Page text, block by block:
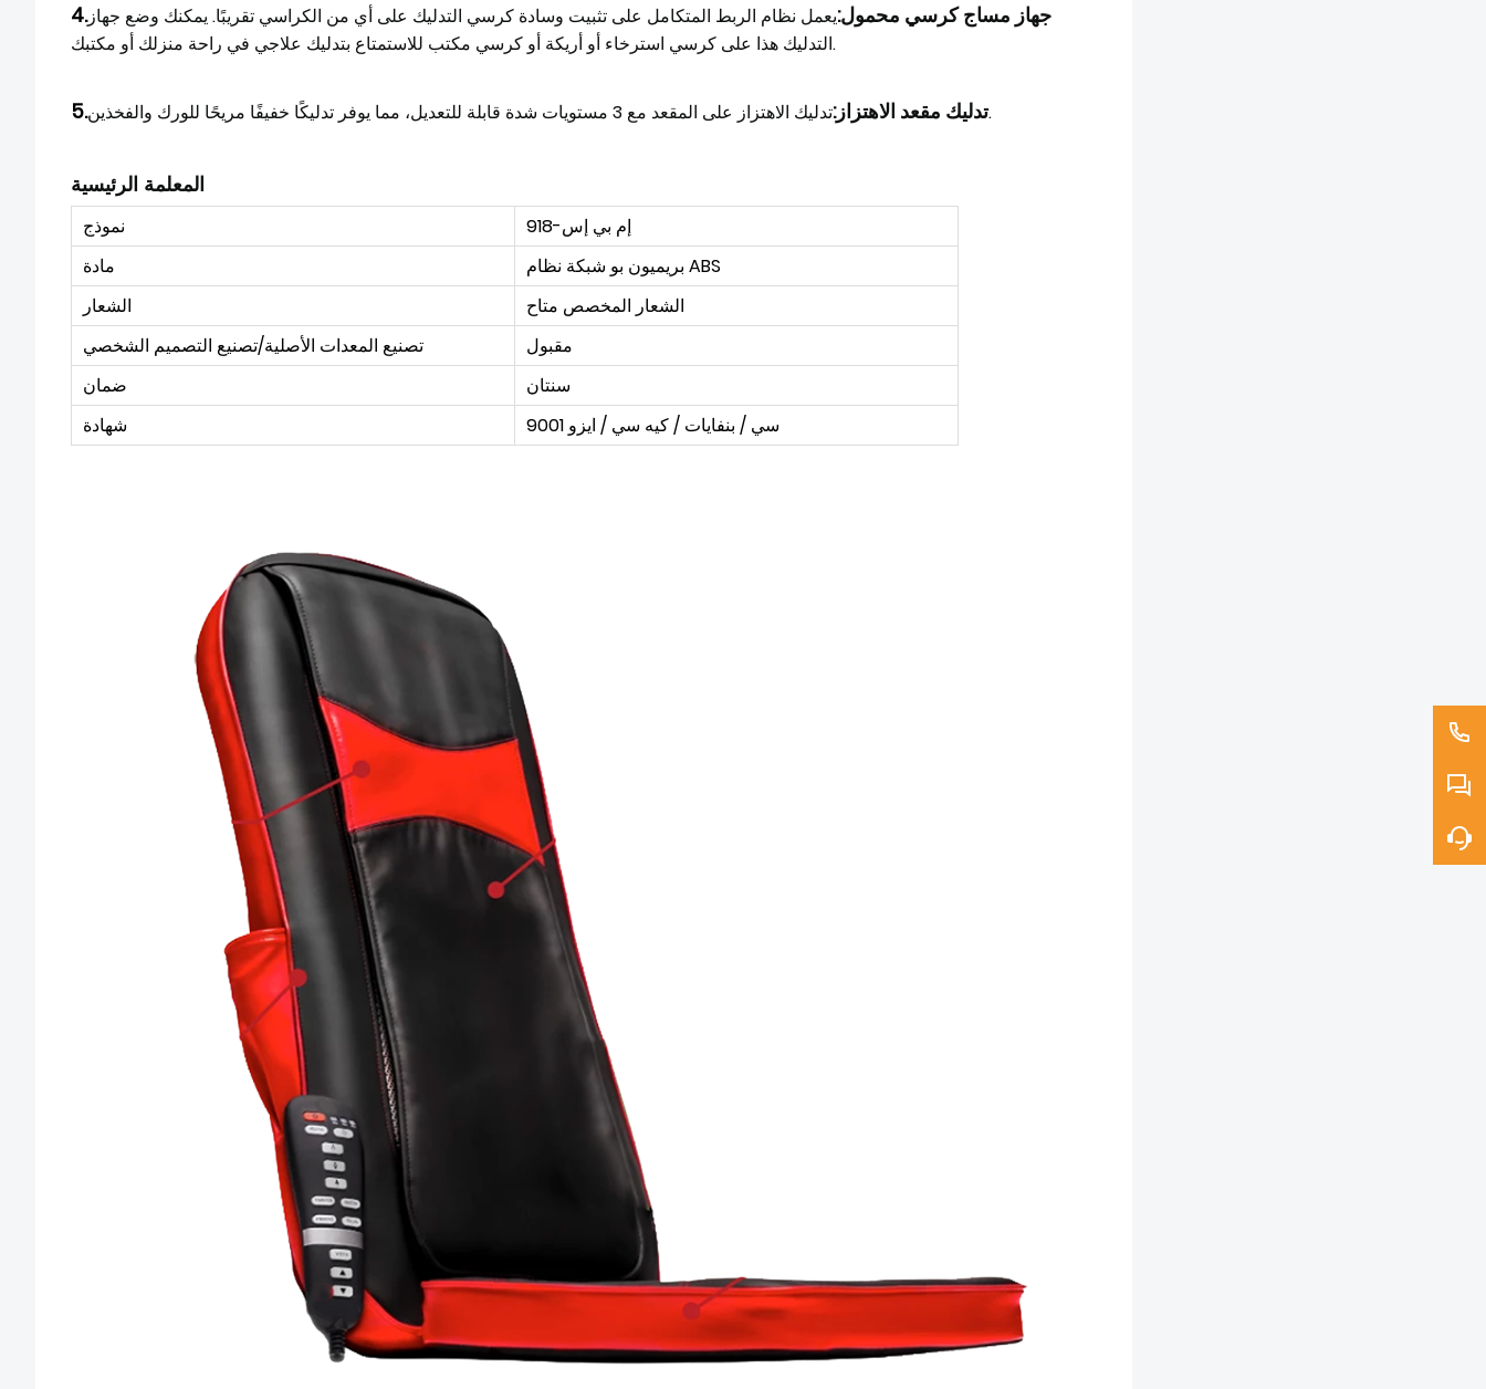
4. جهاز مساج كرسي محمول:يعمل نظام الربط المتكامل على تثبيت وسادة كرسي التدليك على أي من الكراسي تقريبًا. يمكنك وضع جهاز
التدليك هذا على كرسي استرخاء أو أريكة أو كرسي مكتب للاستمتاع بتدليك علاجي في راحة منزلك أو مكتبك.
5. تدليك مقعد الاهتزاز:تدليك الاهتزاز على المقعد مع 3 مستويات شدة قابلة للتعديل، مما يوفر تدليكًا خفيفًا مريحًا للورك والفخذين.
المعلمة الرئيسية
نموذج
إم بي إس-918
مادة
بريميون بو شبكة نظام ABS
الشعار
الشعار المخصص متاح
تصنيع المعدات الأصلية/تصنيع التصميم الشخصي
مقبول
ضمان
سنتان
شهادة
سي / بنفايات / كيه سي / ايزو 9001